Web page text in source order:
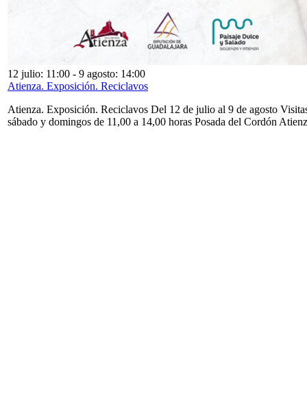
12 julio: 11:00 - 9 agosto: 14:00
Atienza. Exposición. Reciclavos
Atienza. Exposición. Reciclavos Del 12 de julio al 9 de agosto
sábado y domingos de 11,00 a 14,00 horas Posada del Cordón